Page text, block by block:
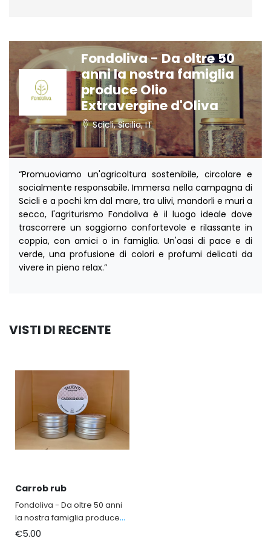
Fondoliva - Da oltre 50
anni la nostra famiglia
produce Olio
Extravergine d'Oliva
Scicli, Sicilia, IT
“Promuoviamo un'agricoltura sostenibile, circolare e
socialmente responsabile. Immersa nella campagna di
Scicli e a pochi km dal mare, tra ulivi, mandorli e muri a
secco, l'agriturismo Fondoliva è il luogo ideale dove
trascorrere un soggiorno confortevole e rilassante in
coppia, con amici o in famiglia. Un'oasi di pace e di
verde, una profusione di colori e profumi delicati da
vivere in pieno relax.”
VISTI DI RECENTE
Carrob rub
Fondoliva - Da oltre 50 anni
la nostra famiglia produce
Olio Extravergine d'Oliva
€5.00